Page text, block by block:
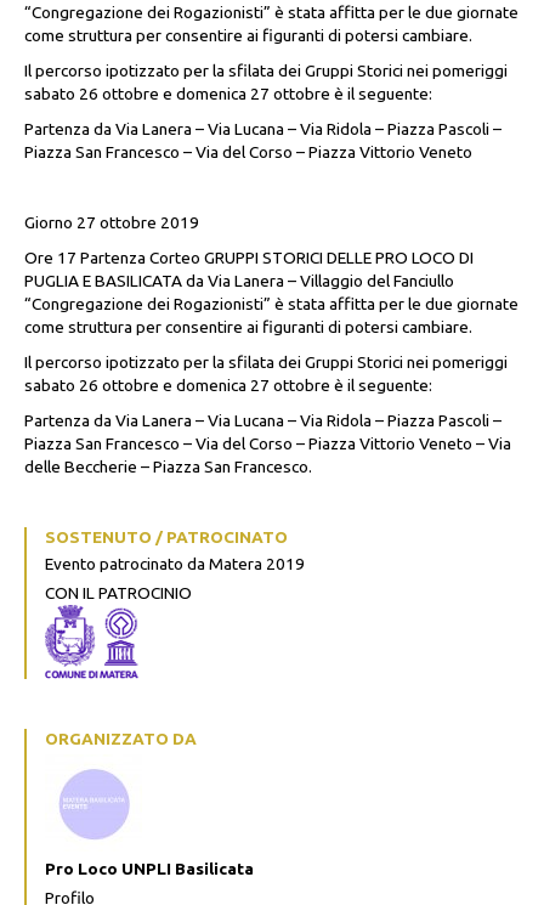
“Congregazione dei Rogazionisti” è stata affitta per le due giornate
come struttura per consentire ai figuranti di potersi cambiare.
Il percorso ipotizzato per la sfilata dei Gruppi Storici nei pomeriggi
sabato 26 ottobre e domenica 27 ottobre è il seguente:
Partenza da Via Lanera – Via Lucana – Via Ridola – Piazza Pascoli –
Piazza San Francesco – Via del Corso – Piazza Vittorio Veneto
Giorno 27 ottobre 2019
Ore 17 Partenza Corteo GRUPPI STORICI DELLE PRO LOCO DI
PUGLIA E BASILICATA da Via Lanera – Villaggio del Fanciullo
“Congregazione dei Rogazionisti” è stata affitta per le due giornate
come struttura per consentire ai figuranti di potersi cambiare.
Il percorso ipotizzato per la sfilata dei Gruppi Storici nei pomeriggi
sabato 26 ottobre e domenica 27 ottobre è il seguente:
Partenza da Via Lanera – Via Lucana – Via Ridola – Piazza Pascoli –
Piazza San Francesco – Via del Corso – Piazza Vittorio Veneto – Via
delle Beccherie – Piazza San Francesco.
SOSTENUTO / PATROCINATO
Evento patrocinato da Matera 2019
CON IL PATROCINIO
ORGANIZZATO DA
Pro Loco UNPLI Basilicata
Profilo